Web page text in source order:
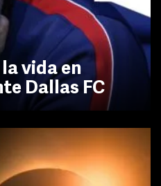
vida en
Dallas FC